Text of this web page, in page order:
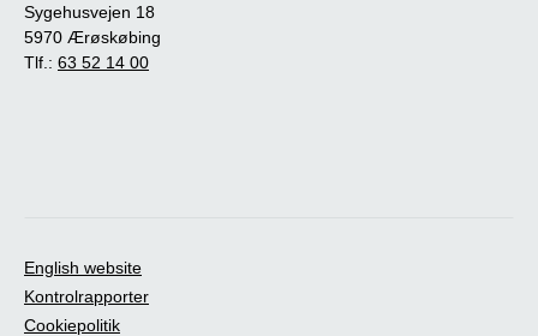
Sygehusvejen 18
5970 Ærøskøbing
Tlf.: 63 52 14 00
English website
Kontrolrapporter
Cookiepolitik